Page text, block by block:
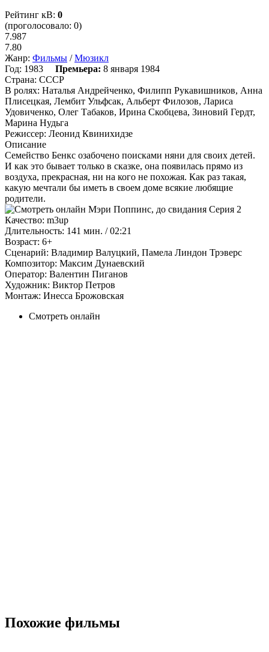
Рейтинг кВ: 0
(проголосовало: 0)
7.987
7.80
Жанр: Фильмы /Мюзикл
Год: 1983 Премьера: 8 января 1984
Страна: СССР
В ролях: Наталья Андрейченко, Филипп Рукавишников, Анна
Плисецкая, Лембит Ульфсак, Альберт Филозов, Лариса
Удовиченко, Олег Табаков, Ирина Скобцева, Зиновий Гердт,
Марина Нудьга
Режиссер: Леонид Квинихидзе
Описание
Семейство Бенкс озабочено поисками няни для своих детей.
И как это бывает только в сказке, она появилась прямо из
воздуха, прекрасная, ни на кого не похожая. Как раз такая,
какую мечтали бы иметь в своем доме всякие любящие
родители.
Качество: m3up
Длительность: 141 мин. / 02:21
Возраст: 6+
Сценарий: Владимир Валуцкий, Памела Линдон Трэверс
Композитор: Максим Дунаевский
Оператор: Валентин Пиганов
Художник: Виктор Петров
Монтаж: Инесса Брожовская
Смотреть онлайн
Похожие фильмы